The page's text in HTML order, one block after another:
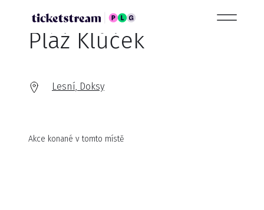
Pláž Klůček
Lesní, Doksy
Akce konané v tomto místě